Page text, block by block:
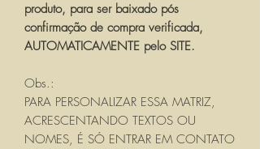
produto, para ser baixado pós
confirmação de compra verificada,
AUTOMATICAMENTE pelo SITE.
Obs.:
PARA PERSONALIZAR ESSA MATRIZ,
ACRESCENTANDO TEXTOS OU
NOMES, É SÓ ENTRAR EM CONTATO